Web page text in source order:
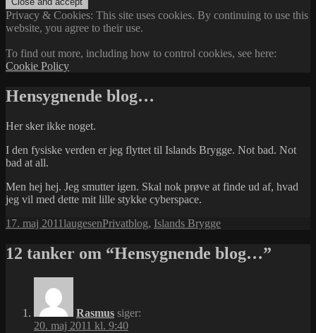
Privacy & Cookies: This site uses cookies. By continuing to use this
website, you agree to their use.
To find out more, including how to control cookies, see here:
Cookie Policy
Hensygnende blog…
Her sker ikke noget.
I den fysiske verden er jeg flyttet til Islands Brygge. Not bad. Not
bad at all.
Men hej hej. Jeg smutter igen. Skal nok prøve at finde ud af, hvad
jeg vil med dette mit lille stykke cyberspace.
Udgivet
17. maj 2011Forfatter
laugesenKategorier
PrivatTags
blog, Islands Brygge
12 tanker om “Hensygnende blog…”
Rasmus siger:
20. maj 2011 kl. 9:40